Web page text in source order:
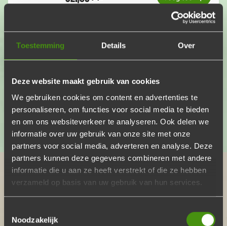
Toestemming Details Over
Deze website maakt gebruik van cookies
We gebruiken cookies om content en advertenties te
personaliseren, om functies voor social media te bieden
en om ons websiteverkeer te analyseren. Ook delen we
informatie over uw gebruik van onze site met onze
partners voor social media, adverteren en analyse. Deze
partners kunnen deze gegevens combineren met andere
informatie die u aan ze heeft verstrekt of die ze hebben
verzameld op basis van uw gebruik van hun services.
Noodzakelijk
Aantal
Allergeenvrij pakket
€23,50 p.p.
Aantal
Voeg toe
9.6 12098+
REVIEWS OPKIYOH